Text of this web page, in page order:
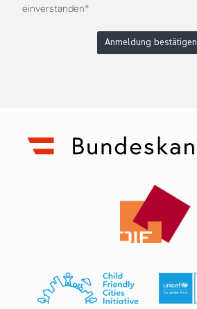
einverstanden*
Anmeldung bestätigen